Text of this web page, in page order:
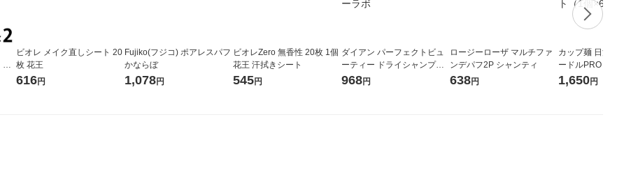
ビオレ メイク直しシート 20
枚 花王
616円
Fujiko(フジコ) ポアレスパフ
かならぼ
1,078円
ビオレZero 無香性 20枚 1個
花王 汗拭きシート
545円
ダイアン パーフェクトビュ
ーティー ドライシャンプー+
BODY 無香料 40g 制汗剤 ネ
968円
ロージーローザ マルチファ
ンデパフ2P シャンティ
638円
カップ麺 日清
ードルPRO (
く＆低糖質さ
め 1セット（
1,650円